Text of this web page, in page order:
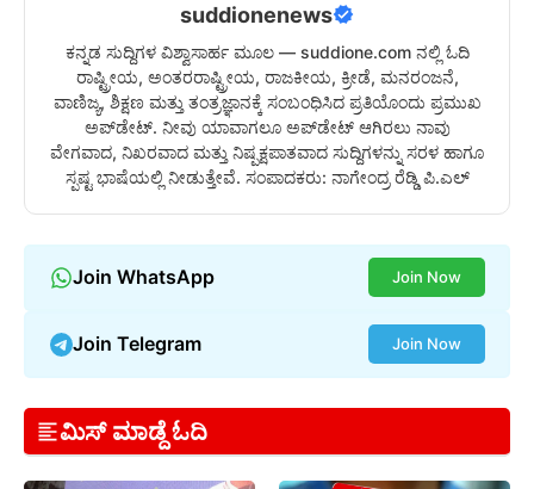
suddionenews
ಕನ್ನಡ ಸುದ್ದಿಗಳ ವಿಶ್ವಾಸಾರ್ಹ ಮೂಲ — suddione.com ನಲ್ಲಿ ಓದಿ
ರಾಷ್ಟ್ರೀಯ, ಅಂತರರಾಷ್ಟ್ರೀಯ, ರಾಜಕೀಯ, ಕ್ರೀಡೆ, ಮನರಂಜನೆ,
ವಾಣಿಜ್ಯ, ಶಿಕ್ಷಣ ಮತ್ತು ತಂತ್ರಜ್ಞಾನಕ್ಕೆ ಸಂಬಂಧಿಸಿದ ಪ್ರತಿಯೊಂದು ಪ್ರಮುಖ
ಅಪ್‌ಡೇಟ್. ನೀವು ಯಾವಾಗಲೂ ಅಪ್‌ಡೇಟ್ ಆಗಿರಲು ನಾವು
ವೇಗವಾದ, ನಿಖರವಾದ ಮತ್ತು ನಿಷ್ಪಕ್ಷಪಾತವಾದ ಸುದ್ದಿಗಳನ್ನು ಸರಳ ಹಾಗೂ
ಸ್ಪಷ್ಟ ಭಾಷೆಯಲ್ಲಿ ನೀಡುತ್ತೇವೆ. ಸಂಪಾದಕರು: ನಾಗೇಂದ್ರ ರೆಡ್ಡಿ ಪಿ.ಎಲ್
Join WhatsApp Join Now
Join Telegram Join Now
ಮಿಸ್ ಮಾಡ್ದೆ ಓದಿ